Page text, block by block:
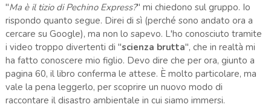
"Ma è il tizio di Pechino Express?" mi chiedono sul gruppo. Io
rispondo quanto segue. Direi di sì (perché sono andato ora a
cercare su Google), ma non lo sapevo. L'ho conosciuto tramite
i video troppo divertenti di "scienza brutta", che in realtà mi
ha fatto conoscere mio figlio. Devo dire che per ora, giunto a
pagina 60, il libro conferma le attese. È molto particolare, ma
vale la pena leggerlo, per scoprire un nuovo modo di
raccontare il disastro ambientale in cui siamo immersi.